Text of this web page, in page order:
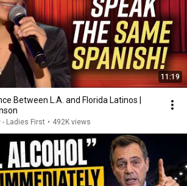
11:19
Between L.A. and Florida Latinos |
- Ladies First • 492K views